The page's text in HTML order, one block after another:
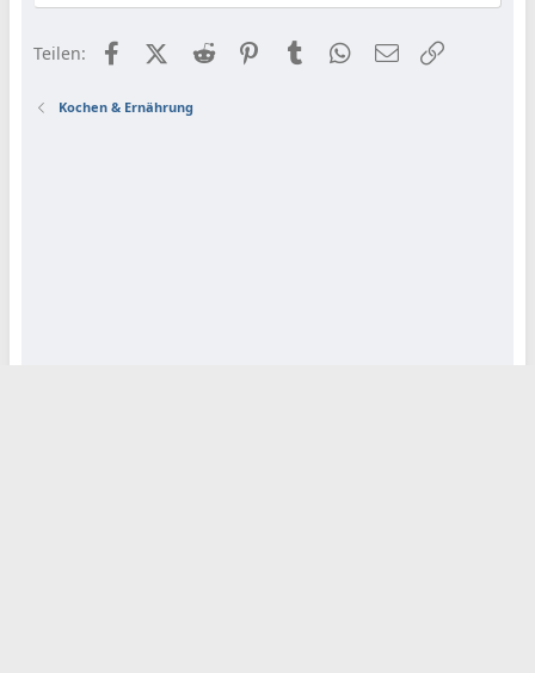
Teilen: FacebookX (Twitter)
Reddit PinterestTumblr WhatsApp
E-Mail
Kochen & Ernährung